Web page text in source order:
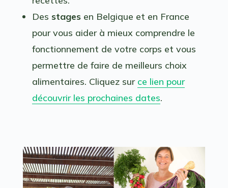
Des stagesen Belgique et en France
pour vous aider à mieux comprendre le
fonctionnement de votre corps et vous
permettre de faire de meilleurs choix
alimentaires. Cliquez sur ce lien pour
découvrir les prochaines dates.